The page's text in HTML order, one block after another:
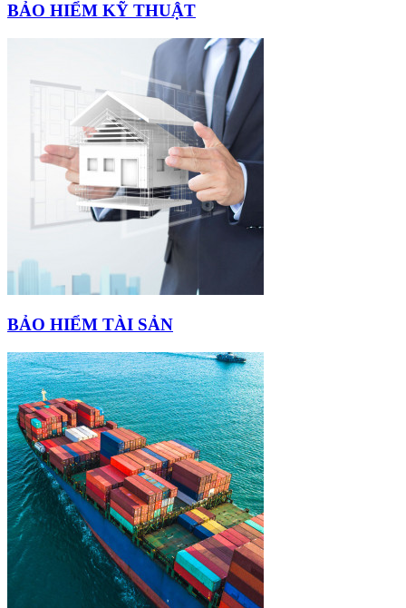
BẢO HIỂM KỸ THUẬT
BẢO HIỂM TÀI SẢN